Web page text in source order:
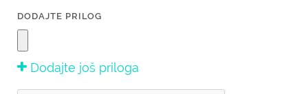
DODAJTE PRILOG
Dodajte još priloga